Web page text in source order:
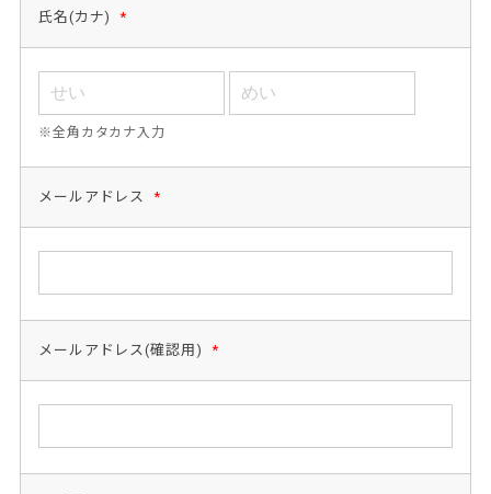
氏名(カナ) *
※全角カタカナ入力
メールアドレス *
メールアドレス(確認用) *